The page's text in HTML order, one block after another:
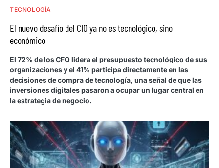
TECNOLOGÍA
El nuevo desafío del CIO ya no es tecnológico, sino
económico
El 72% de los CFO lidera el presupuesto tecnológico de sus
organizaciones y el 41% participa directamente en las
decisiones de compra de tecnología, una señal de que las
inversiones digitales pasaron a ocupar un lugar central en
la estrategia de negocio.